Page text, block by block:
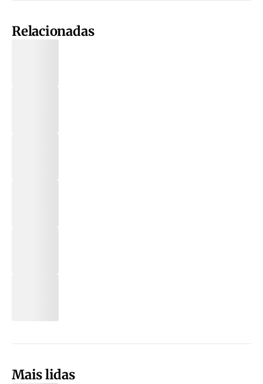
Relacionadas
Mais lidas